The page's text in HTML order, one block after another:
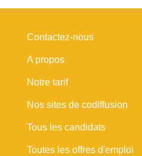
Contactez-nous
A propos
Notre tarif
Nos sites de codiffusion
Tous les candidats
Toutes les offres d'emploi